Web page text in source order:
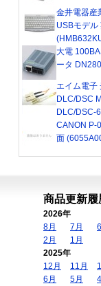
金井電器産
USBモデル
大電
ータ
エイム電子
DLC/DSC
DLC/DSC-
CANON P-
面
商品更新履
2026年
8月
7月
2月
1月
2025年
12月
11月
6月
5月